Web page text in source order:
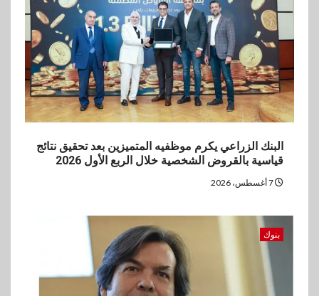
مستهدفات رؤية مصر 2030
بنوك
بنك مصر يشارك في فعالية اليوم
العالمي للشباب ويقدم العديد من
العروض المجانية
5
بنوك
البنك الزراعي يكرم موظفيه المتميزين بعد تحقيق نتائج
قياسية بالقروض الشخصية خلال الربع الأول 2026
بنوك